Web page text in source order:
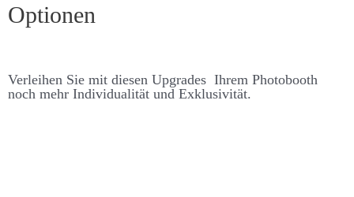
Optionen
Ver­leihen Sie mit diesen Up­grades Ihrem Photo­­booth
noch mehr Individualität und Ex­klusivität.